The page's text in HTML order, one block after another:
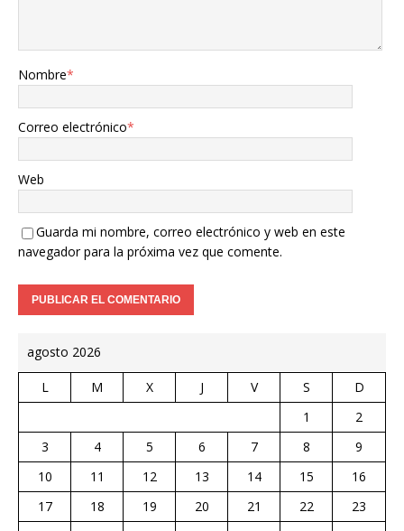
Nombre*
Correo electrónico*
Web
Guarda mi nombre, correo electrónico y web en este
navegador para la próxima vez que comente.
agosto 2026
L M X J V S
D
1
2
3
4 5 6 7 8
9
10
11 12 13 14 15
16
17
18 19 20 21 22
23